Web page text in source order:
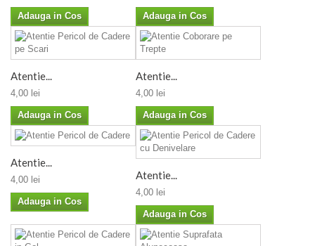
Adauga in Cos Adauga in Cos
Atentie...
4,00 lei
Adauga in Cos
Atentie...
4,00 lei
Adauga in Cos
Atentie...
4,00 lei
Adauga in Cos
Atentie...
4,00 lei
Adauga in Cos